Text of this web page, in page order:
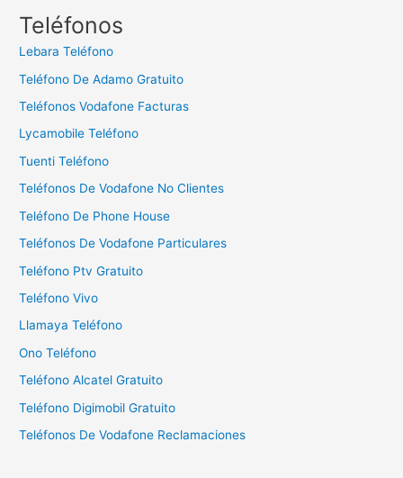
c
:
Teléfonos
Lebara Teléfono
Teléfono De Adamo Gratuito
Teléfonos Vodafone Facturas
Lycamobile Teléfono
Tuenti Teléfono
Teléfonos De Vodafone No Clientes
Teléfono De Phone House
Teléfonos De Vodafone Particulares
Teléfono Ptv Gratuito
Teléfono Vivo
Llamaya Teléfono
Ono Teléfono
Teléfono Alcatel Gratuito
Teléfono Digimobil Gratuito
Teléfonos De Vodafone Reclamaciones